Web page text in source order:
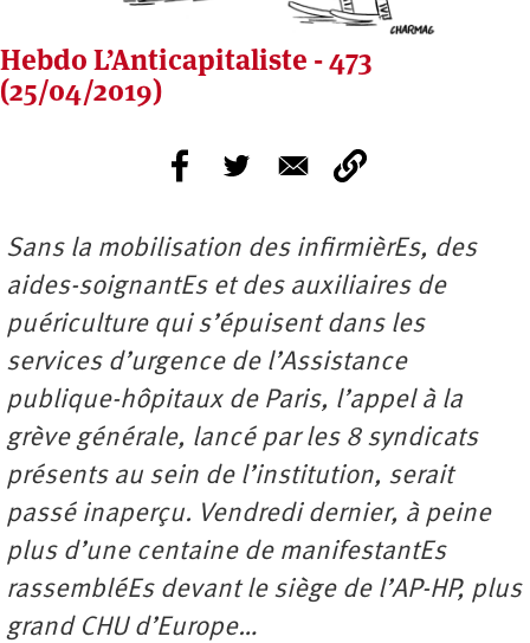
Hebdo L’Anticapitaliste - 473
(25/04/2019)
Sans la mobilisation des infirmièrEs, des
aides-soignantEs et des auxiliaires de
puériculture qui s’épuisent dans les
services d’urgence de l’Assistance
publique-hôpitaux de Paris, l’appel à la
grève générale, lancé par les 8 syndicats
présents au sein de l’institution, serait
passé inaperçu. Vendredi dernier, à peine
plus d’une centaine de manifestantEs
rassembléEs devant le siège de l’AP-HP, plus
grand CHU d’Europe…